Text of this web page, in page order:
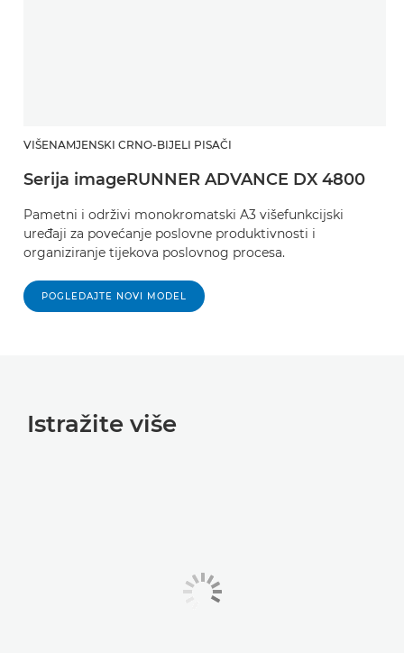
VIŠENAMJENSKI CRNO-BIJELI PISAČI
Serija imageRUNNER ADVANCE DX 4800
Pametni i održivi monokromatski A3 višefunkcijski
uređaji za povećanje poslovne produktivnosti i
organiziranje tijekova poslovnog procesa.
POGLEDAJTE NOVI MODEL
Istražite više